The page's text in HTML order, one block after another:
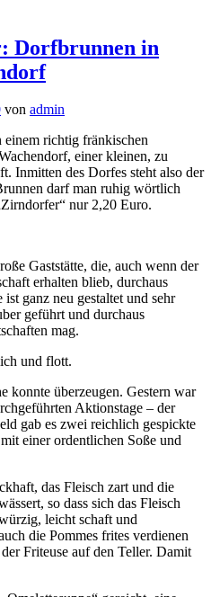
Dorfbrunnen in
von admin
richtig fränkischen
einer kleinen, zu
Inmitten des Dorfes steht also der
darf man ruhig wörtlich
nur 2,20 Euro.
Gaststätte, die, auch wenn der
erhalten blieb, durchaus
ganz neu gestaltet und sehr
geführt und durchaus
mag.
und flott.
konnte überzeugen. Gestern war
Aktionstage – der
gab es zwei reichlich gespickte
einer ordentlichen Soße und
das Fleisch zart und die
so dass sich das Fleisch
leicht schaft und
die Pommes frites verdienen
Friteuse auf den Teller. Damit